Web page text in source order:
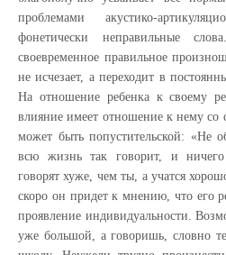
проблемами акустико-
фонетически неправильные
своевременное правильное
не исчезает, а переходит в
На отношение ребенка к своему
влияние имеет отношение к нему со
может быть попустительской: «Не
всю жизнь так говорит, и
говорят хуже, чем ты, а учатся
скоро он придет к мнению, что его
проявление индивидуальности.
уже большой, а говоришь, словно